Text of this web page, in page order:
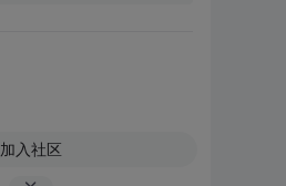
加入社区